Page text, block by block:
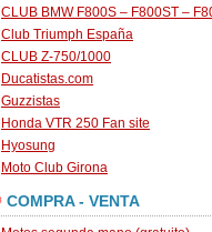
CLUB BMW F800S – F800ST –
Club Triumph España
CLUB Z-750/1000
Ducatistas.com
Guzzistas
Honda VTR 250 Fan site
Hyosung
Moto Club Girona
COMPRA - VENTA